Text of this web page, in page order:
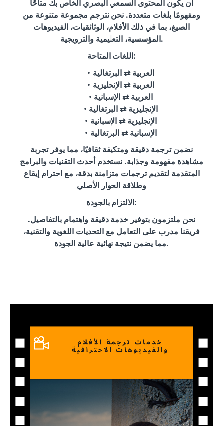
أن يكون المحتوى السمعي البصري الخاص بك متاحًا
ومفهومًا بلغات متعددة. نحن نترجم مجموعة متنوعة من
الصيغ، بما في ذلك الأفلام، الوثائقيات، الفيديوهات
المؤسسية، التعليمية والترويجية.
اللغات المتاحة:
العربية ⇄ البرتغالية
العربية ⇄ الإنجليزية
العربية ⇄ الإسبانية
الإنجليزية ⇄ البرتغالية
الإنجليزية ⇄ الإسبانية
الإسبانية ⇄ البرتغالية
نضمن ترجمة دقيقة ومتكيفة ثقافيًا، مما يوفر تجربة
مشاهدة مفهومة وجذابة. نستخدم أحدث التقنيات والبرامج
المتقدمة لتقديم ترجمات متزامنة بدقة، مع احترام إيقاع
وطلاقة الحوار الأصلي
الالتزام بالجودة:
نحن ملتزمون بتوفير خدمة دقيقة واهتمام بالتفاصيل.
فريقنا مدرب على التعامل مع التحديات اللغوية والتقنية،
مما يضمن نتيجة نهائية عالية الجودة.